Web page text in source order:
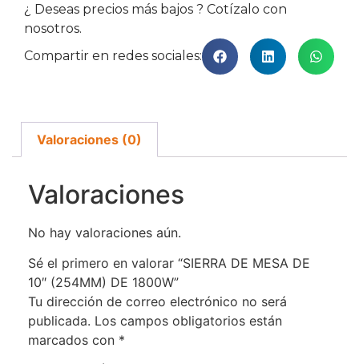
¿ Deseas precios más bajos ? Cotízalo con
nosotros.
Compartir en redes sociales:
Valoraciones (0)
Valoraciones
No hay valoraciones aún.
Sé el primero en valorar “SIERRA DE MESA DE
10″ (254MM) DE 1800W”
Tu dirección de correo electrónico no será
publicada. Los campos obligatorios están
marcados con *